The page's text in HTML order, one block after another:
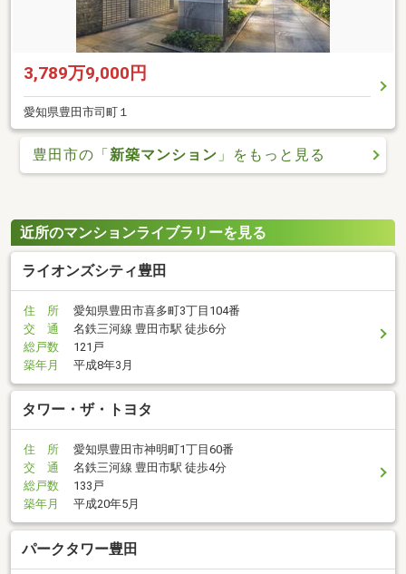
3,789万9,000円
愛知県豊田市司町１
豊田市の「新築マンション 」をもっと見る
近所のマンションライブラリーを見る
ライオンズシティ豊田
住 所
愛知県豊田市喜多町3丁目104番
交 通
名鉄三河線 豊田市駅 徒歩6分
総戸数
121戸
築年月
平成8年3月
タワー・ザ・トヨタ
住 所
愛知県豊田市神明町1丁目60番
交 通
名鉄三河線 豊田市駅 徒歩4分
総戸数
133戸
築年月
平成20年5月
パークタワー豊田